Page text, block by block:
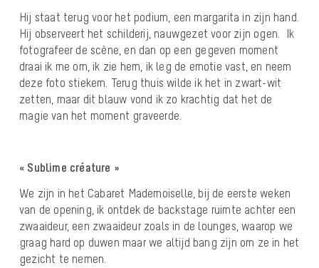
Hij staat terug voor het podium, een margarita in zijn hand.
Hij observeert het schilderij, nauwgezet voor zijn ogen. Ik
fotografeer de scène, en dan op een gegeven moment
draai ik me om, ik zie hem, ik leg de emotie vast, en neem
deze foto stiekem. Terug thuis wilde ik het in zwart-wit
zetten, maar dit blauw vond ik zo krachtig dat het de
magie van het moment graveerde.
« Sublime créature »
We zijn in het Cabaret Mademoiselle, bij de eerste weken
van de opening, ik ontdek de backstage ruimte achter een
zwaaideur, een zwaaideur zoals in de lounges, waarop we
graag hard op duwen maar we altijd bang zijn om ze in het
gezicht te nemen.